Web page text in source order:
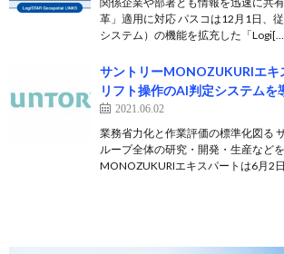
革」適用に対応 パスコは12月1日、
システム）の機能を拡充した「
サントリーMONOZUKURIエキ
リフト操作のAI判定システムを
2021.06.02
業務省力化と作業評価の標準化図る
ループ全体の研究・開発・生産など
MONOZUKURIエキスパートは6月2